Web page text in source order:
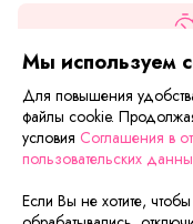
Если вам нужна
воспользоваться
Заполните форму, и
перезвонит
Мы используем
Для повышения
файлы cookie.
условия Соглашения в
пользовательских
Если Вы не хотите,